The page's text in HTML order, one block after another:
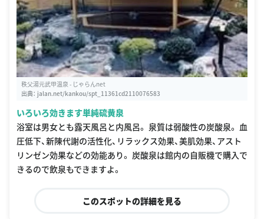
秩父湯元武甲温泉 - じゃらんnet
出典： jalan.net/kankou/spt_11361cd2110076583
いろいろ効きます単純硫黄泉
浴室は男女とも露天風呂と内風呂。 泉質は弱酸性の炭酸泉。 血
圧低下、新陳代謝の活性化、リラックス効果、美肌効果、アスト
リンゼン効果などの効能あり。 炭酸泉は館内の自販機で購入で
きるので飲泉もできますよ。
このスポットの詳細を見る